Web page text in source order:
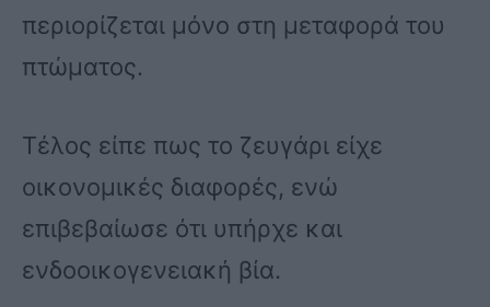
περιορίζεται μόνο στη μεταφορά του
πτώματος.
Τέλος είπε πως το ζευγάρι είχε
οικονομικές διαφορές, ενώ
επιβεβαίωσε ότι υπήρχε και
ενδοοικογενειακή βία.